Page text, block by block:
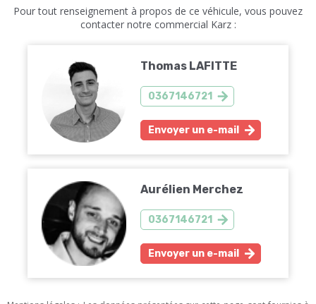
Pour tout renseignement à propos de ce véhicule, vous pouvez
contacter notre commercial Karz :
Thomas LAFITTE
0367146721
Envoyer un e-mail
Aurélien Merchez
0367146721
Envoyer un e-mail